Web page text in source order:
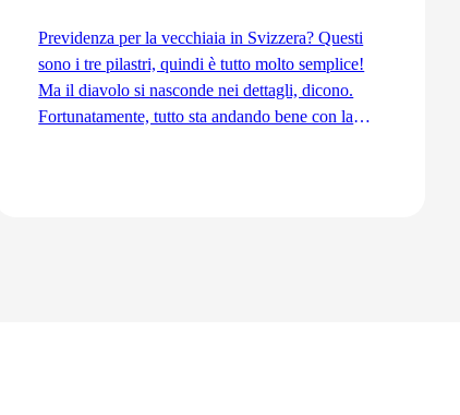
Previdenza per la vecchiaia in Svizzera? Questi
sono i tre pilastri, quindi è tutto molto semplice!
Ma il diavolo si nasconde nei dettagli, dicono.
Fortunatamente, tutto sta andando bene con la